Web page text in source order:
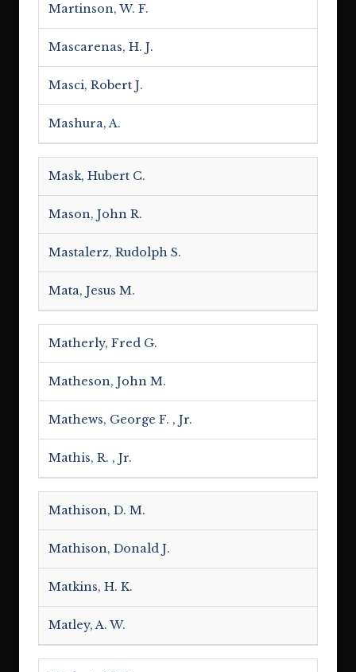
Martinson, W. F.
Mascarenas, H. J.
Masci, Robert J.
Mashura, A.
Mask, Hubert C.
Mason, John R.
Mastalerz, Rudolph S.
Mata, Jesus M.
Matherly, Fred G.
Matheson, John M.
Mathews, George F. , Jr.
Mathis, R. , Jr.
Mathison, D. M.
Mathison, Donald J.
Matkins, H. K.
Matley, A. W.